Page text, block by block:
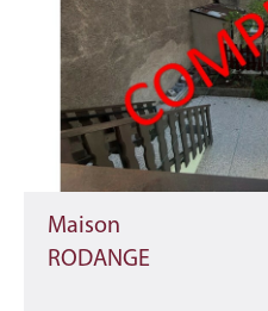
Maison
RODANGE